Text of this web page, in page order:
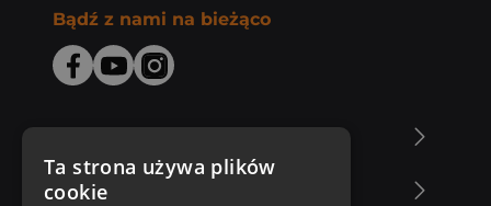
Bądź z nami na bieżąco
Zakupy u nas
Ta strona używa plików
cookie